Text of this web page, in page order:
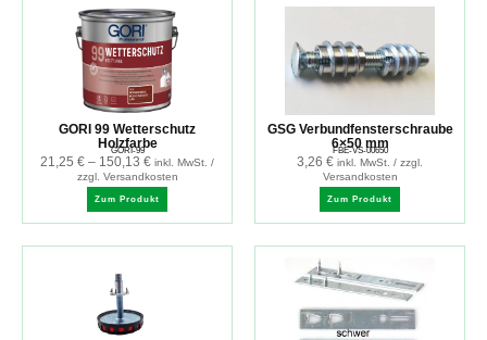
GORI 99 Wetterschutz
Holzfarbe
GORI-99
21,25 € – 150,13 € inkl. MwSt. /
zzgl. Versandkosten
Zum Produkt
GSG Verbundfensterschraube
6×50 mm
FBE-VS-00650
3,26 € inkl. MwSt. / zzgl.
Versandkosten
Zum Produkt